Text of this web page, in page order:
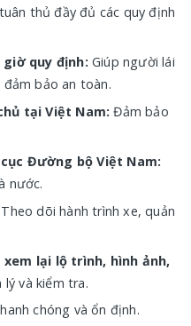
thủ đầy đủ các quy định
giờ quy định: Giúp người lái
bảo an toàn.
tại Việt Nam: Đảm bảo
Đường bộ Việt Nam:
nước.
Theo dõi hành trình xe, quản
lại lộ trình, hình ảnh,
lý và kiểm tra.
chóng và ổn định.